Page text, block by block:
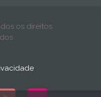
os direitos